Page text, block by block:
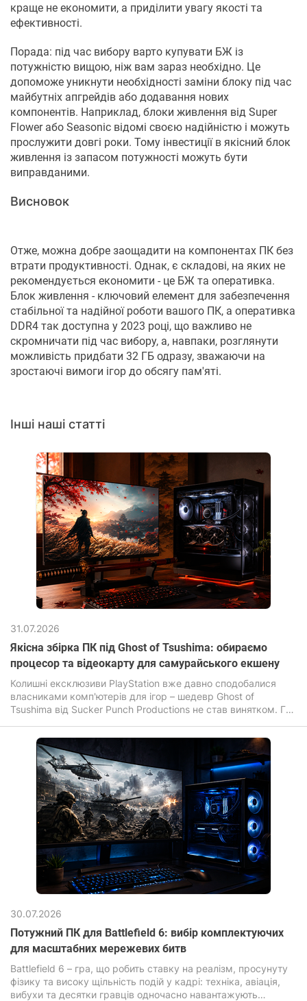
краще не економити, а приділити увагу якості та
ефективності.
Порада: під час вибору варто купувати БЖ із
потужністю вищою, ніж вам зараз необхідно. Це
допоможе уникнути необхідності заміни блоку під час
майбутніх апгрейдів або додавання нових
компонентів. Наприклад, блоки живлення від Super
Flower або Seasonic відомі своєю надійністю і можуть
прослужити довгі роки. Тому інвестиції в якісний блок
живлення із запасом потужності можуть бути
виправданими.
Висновок
Отже, можна добре заощадити на компонентах ПК без
втрати продуктивності. Однак, є складові, на яких не
рекомендується економити - це БЖ та оперативка.
Блок живлення - ключовий елемент для забезпечення
стабільної та надійної роботи вашого ПК, а оперативка
DDR4 так доступна у 2023 році, що важливо не
скромничати під час вибору, а, навпаки, розглянути
можливість придбати 32 ГБ одразу, зважаючи на
зростаючі вимоги ігор до обсягу пам'яті.
Інші наші статті
31.07.2026
Якісна збірка ПК під Ghost of Tsushima: обираємо
процесор та відеокарту для самурайського екшену
Колишні ексклюзиви PlayStation вже давно сподобалися
власниками комп'ютерів для ігор – шедевр Ghost of
Tsushima від Sucker Punch Productions не став винятком. Гра
летять за вітром та неймовірною кінематографічністю
динамічних поєдинків на катанах.
30.07.2026
Потужний ПК для Battlefield 6: вибір комплектуючих
для масштабних мережевих битв
Battlefield 6 – гра, що робить ставку на реалізм, просунуту
фізику та високу щільність подій у кадрі: техніка, авіація,
вибухи та десятки гравців одночасно навантажують